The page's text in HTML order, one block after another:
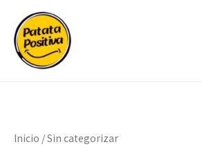
contenido
Inicio / Sin categorizar